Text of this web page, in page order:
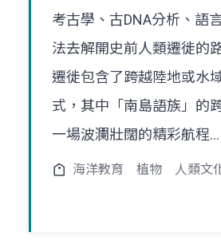
考古學、古DNA分析、語
法去解開史前人類遷徙的
遷徙包含了跨越陸地或水
式，其中「南島語族」的
一場波瀾壯闊的精彩航程...
海洋教育 植物 人類文